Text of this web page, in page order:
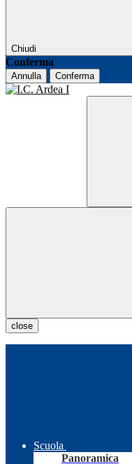
Chiudi
Conferma
Annulla Conferma
close
Scuola
Panoramica